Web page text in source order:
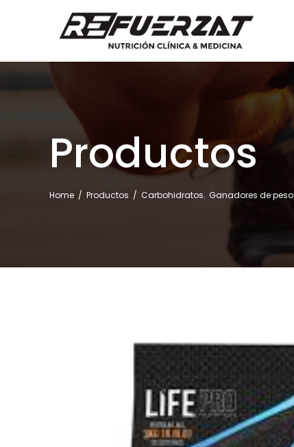
Productos
Home / Productos / Carbohidratos, Ganadores de peso